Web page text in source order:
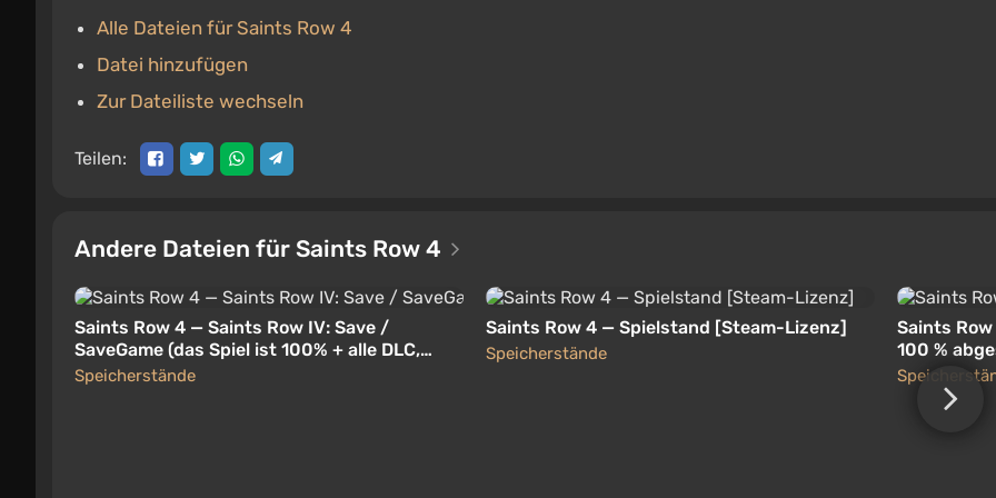
Alle Dateien für Saints Row 4
Datei hinzufügen
Zur Dateiliste wechseln
Teilen:
Andere Dateien für Saints Row 4
Saints Row 4 — Saints Row IV: Save /
SaveGame (das Spiel ist 100% + alle DLC,
eindeutiger Transport und einzigartige
Speicherstände
Saints Row 4 — Spielstand [Steam-Lizenz]
Speicherstände
Saints Row
100 %